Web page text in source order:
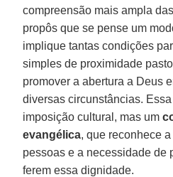
compreensão mais ampla
propôs que se pense um
implique tantas condições
simples de proximidade
promover a abertura a Deus
diversas circunstâncias.
imposição cultural, mas um
evangélica, que reconhece
pessoas e a necessidade de
ferem essa dignidade.